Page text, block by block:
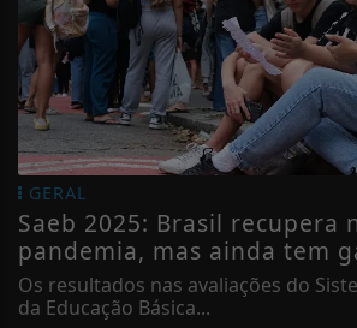
GERAL
Saeb 2025: Brasil recupera
pandemia, mas ainda tem
Os resultados nas avaliações do
da Educação Básica...